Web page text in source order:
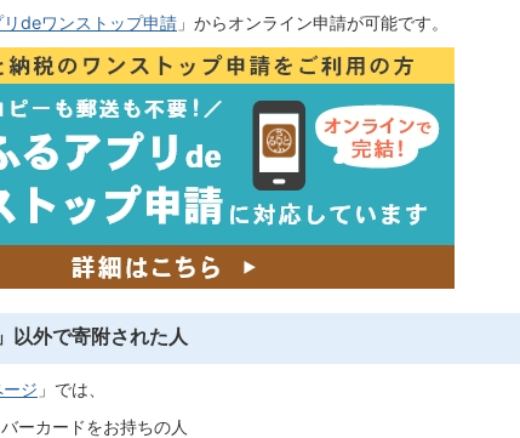
deワンストップ申請 」からオンライン申請が可能です。
以外で寄附された人
ジ 」では、
ーカードをお持ちの人